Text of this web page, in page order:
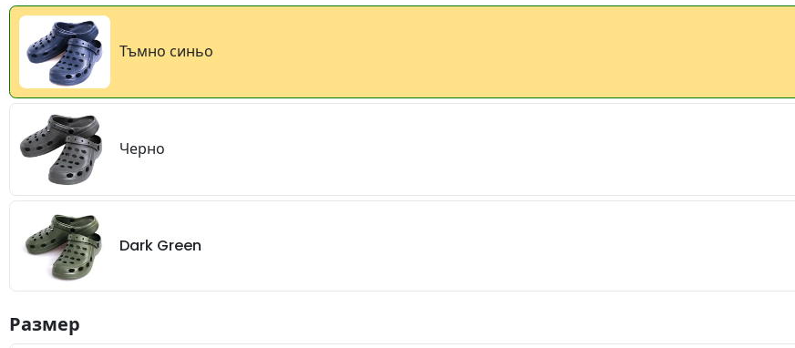
Тъмно синьо
Черно
Dark Green
Размер